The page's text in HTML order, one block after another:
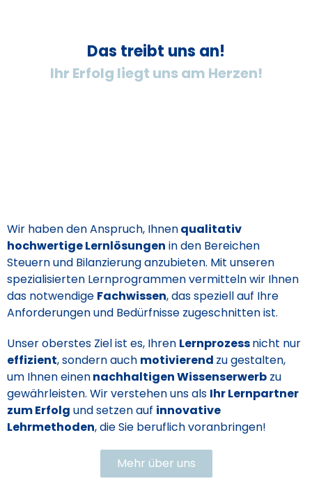
Das treibt uns an!
Ihr Erfolg liegt uns am Herzen!
Wir haben den Anspruch, Ihnenqualitativ
hochwertige Lernlösungen in den Bereichen
Steuern und Bilanzierung anzubieten. Mit unseren
spezialisierten Lernprogrammen vermitteln wir Ihnen
das notwendige Fachwissen, das speziell auf Ihre
Anforderungen und Bedürfnisse zugeschnitten ist.
Unser oberstes Ziel ist es, Ihren Lernprozessnicht nur
effizient, sondern auch motivierend zu gestalten,
um Ihnen einennachhaltigen Wissenserwerb zu
gewährleisten. Wir verstehen uns als Ihr Lernpartner
zum Erfolg und setzen auf innovative
Lehrmethoden, die Sie beruflich voranbringen!
Mehr über uns